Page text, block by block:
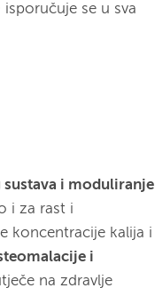
se u sva
i moduliranje
i za rast i
koncentracije kalija i
i
na zdravlje